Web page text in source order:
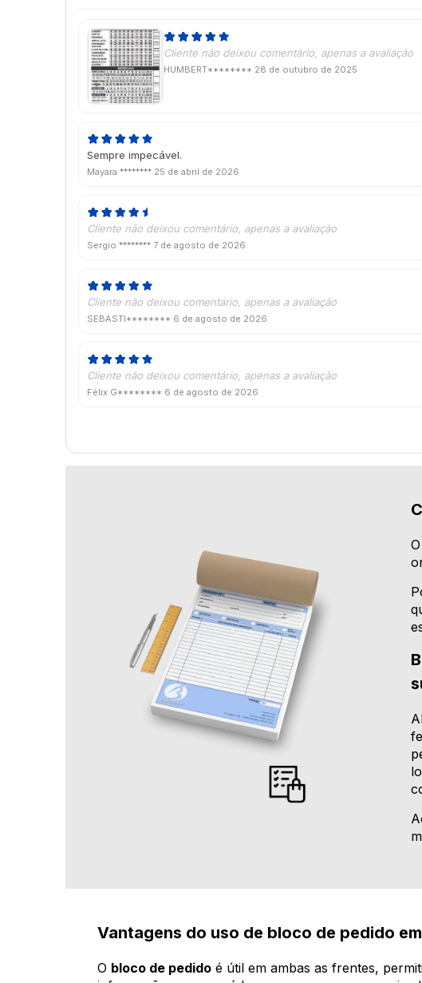
Cliente não deixou comentário, apenas a avaliação
HUMBERT******** 28 de outubro de 2025
Sempre impecável.
Mayara ******** 25 de abril de 2026
Cliente não deixou comentário, apenas a avaliação
Sergio ******** 7 de agosto de 2026
Cliente não deixou comentário, apenas a avaliação
SEBASTI******** 6 de agosto de 2026
Cliente não deixou comentário, apenas a avaliação
Félix G******** 6 de agosto de 2026
O
Vantagens do uso de bloco de pedido
O bloco de pedido é útil em ambas as frentes,